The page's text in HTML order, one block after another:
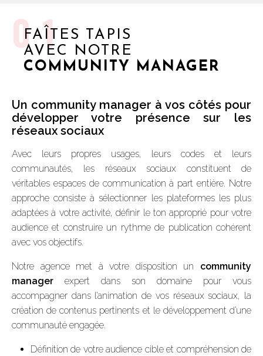
01
FAÎTES TAPIS
AVEC NOTRE
COMMUNITY MANAGER
Un community manager à vos côtés pour
développer votre présence sur les
réseaux sociaux
Avec leurs propres usages, leurs codes et leurs
communautés, les réseaux sociaux constituent de
véritables espaces de communication à part entière. Notre
approche consiste à sélectionner les plateformes les plus
adaptées à votre activité, définir le ton approprié pour votre
audience et construire un rythme de publication cohérent
avec vos objectifs.
Notre agence met à votre disposition un community
manager expert dans son domaine pour vous
accompagner dans l’animation de vos réseaux sociaux, la
création de contenus pertinents et le développement d’une
communauté engagée.
Définition de votre audience cible et compréhension de